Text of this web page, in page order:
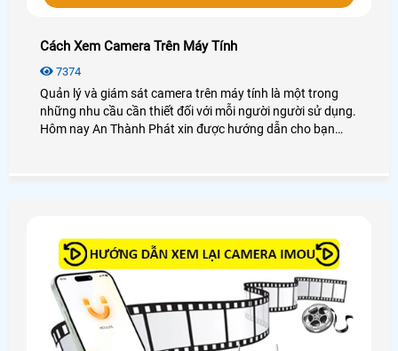
Cách Xem Camera Trên Máy Tính
7374
Quản lý và giám sát camera trên máy tính là một trong
những nhu cầu cần thiết đối với mỗi người người sử dụng.
Hôm nay An Thành Phát xin được hướng dẫn cho bạn